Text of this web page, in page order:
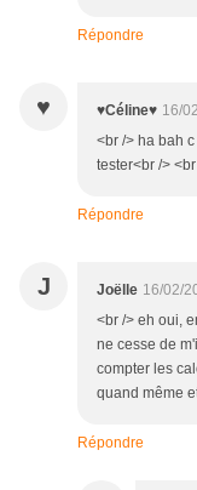
Répondre
♥ ♥Céline♥ 16/
<br /> ha bah
tester<br />
Répondre
J Joëlle 16/02/
<br /> eh oui,
ne cesse de
compter les
quand même
Répondre